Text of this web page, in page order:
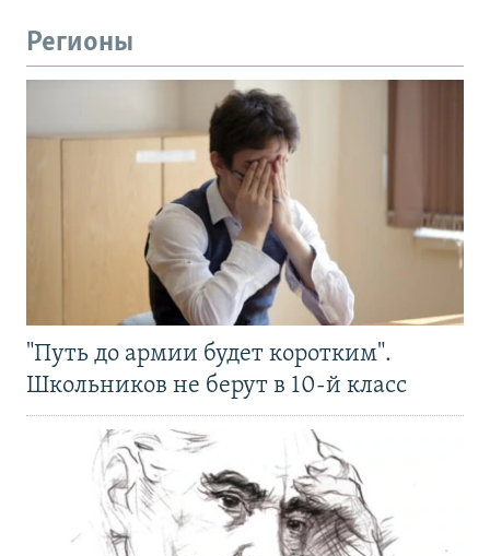
Регионы
"Путь до армии будет коротким".
Школьников не берут в 10-й класс